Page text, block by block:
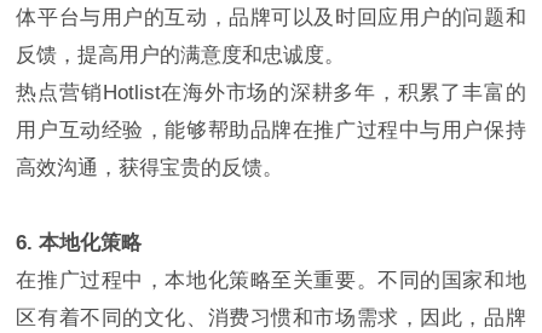
体平台与用户的互动，品牌可以及时回应用户的问题和
反馈，提高用户的满意度和忠诚度。
热点营销Hotlist在海外市场的深耕多年，积累了丰富的
用户互动经验，能够帮助品牌在推广过程中与用户保持
高效沟通，获得宝贵的反馈。
6. 本地化策略
在推广过程中，本地化策略至关重要。不同的国家和地
区有着不同的文化、消费习惯和市场需求，因此，品牌